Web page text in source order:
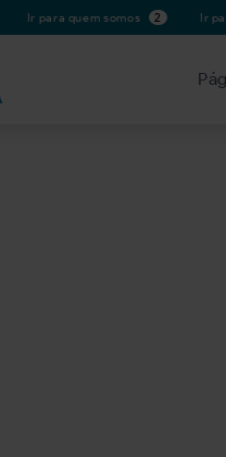
Ir para quem somos 2 Ir